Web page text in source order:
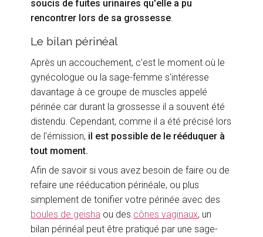
soucis de fuites urinaires qu'elle a pu
rencontrer lors de sa grossesse.
Le bilan périnéal
Après un accouchement, c'est le moment où le
gynécologue ou la sage-femme s'intéresse
davantage à ce groupe de muscles appelé
périnée car durant la grossesse il a souvent été
distendu. Cependant, comme il a été précisé lors
de l'émission, il est possible de le rééduquer à
tout moment.
Afin de savoir si vous avez besoin de faire ou de
refaire une rééducation périnéale, ou plus
simplement de tonifier votre périnée avec des
boules de geisha ou des cônes vaginaux, un
bilan périnéal peut être pratiqué par une sage-